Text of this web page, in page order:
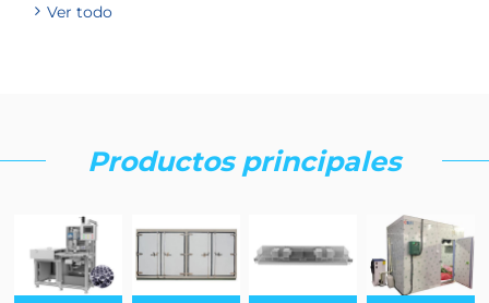
Ver todo
Productos principales